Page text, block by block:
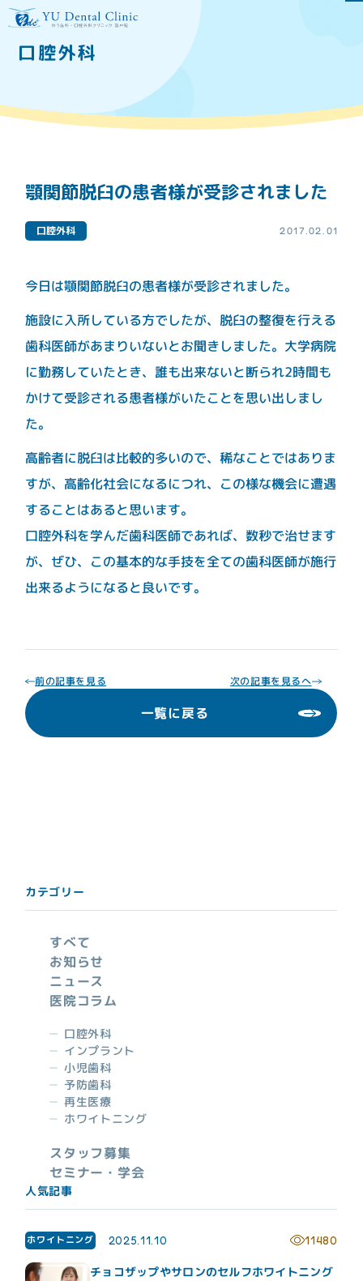
当院について
施設基準
医療設備 当院のインプラント治療
について
虫歯、歯周病予防の為の 再生医療等提供医療機関
診療内容
一般歯科
粘液嚢胞
予防歯科 小児歯科
インプラント
マウスピース矯正
入れ歯(義歯)
よる入れ歯治療
ホワイトニング
歯科外来
電話予約
はこちら
tel.
事前に予約されますと、待ち時間も少なく、
ズに治療を進めることが出来ます。
診療時間 月 火
● ● ● ● ● ● ー
15:00~
19:30 ~19:00
口腔外科
顎関節脱臼の患者様が受診されました
口腔外科 2017.02.01
今日は顎関節脱臼の患者様が受診されました。
施設に入所している方でしたが、脱臼の整復を行える
歯科医師があまりいないとお聞きしました。大学病院
に勤務していたとき、誰も出来ないと断られ2時間も
かけて受診される患者様がいたことを思い出しまし
た。
高齢者に脱臼は比較的多いので、稀なことではありま
すが、高齢化社会になるにつれ、この様な機会に遭遇
することはあると思います。
口腔外科を学んだ歯科医師であれば、数秒で治せます
が、ぜひ、この基本的な手技を全ての歯科医師が施行
出来るようになると良いです。
前の記事を見る
一覧に戻る
次の記事を見るへ
カテゴリー
すべて
お知らせ
ニュース
医院コラム
口腔外科
インプラント
小児歯科
予防歯科
再生医療
ホワイトニング
スタッフ募集
セミナー・学会
人気記事
ホワイトニング 2025.11.10 11480
チョコザップやサロンのセルフホワイトニング